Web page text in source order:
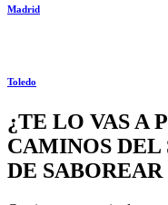
Madrid
Toledo
¿TE LO VAS A
CAMINOS DEL
DE SABOREAR